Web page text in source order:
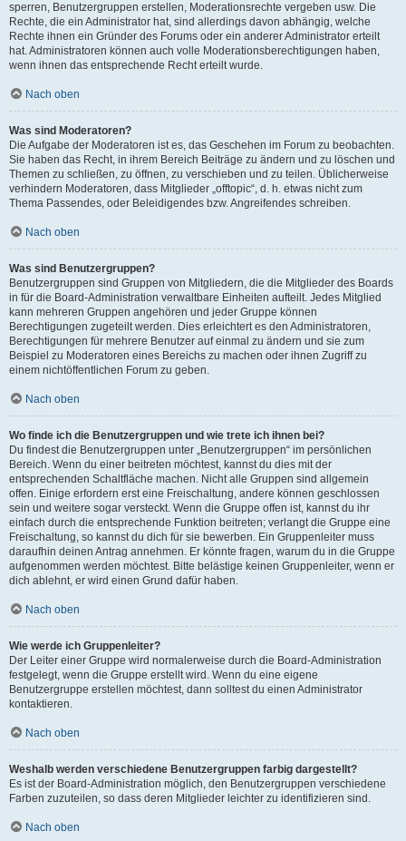
sperren, Benutzergruppen erstellen, Moderationsrechte vergeben usw. Die
Rechte, die ein Administrator hat, sind allerdings davon abhängig, welche
Rechte ihnen ein Gründer des Forums oder ein anderer Administrator erteilt
hat. Administratoren können auch volle Moderationsberechtigungen haben,
wenn ihnen das entsprechende Recht erteilt wurde.
Nach oben
Was sind Moderatoren?
Die Aufgabe der Moderatoren ist es, das Geschehen im Forum zu beobachten.
Sie haben das Recht, in ihrem Bereich Beiträge zu ändern und zu löschen und
Themen zu schließen, zu öffnen, zu verschieben und zu teilen. Üblicherweise
verhindern Moderatoren, dass Mitglieder „offtopic“, d. h. etwas nicht zum
Thema Passendes, oder Beleidigendes bzw. Angreifendes schreiben.
Nach oben
Was sind Benutzergruppen?
Benutzergruppen sind Gruppen von Mitgliedern, die die Mitglieder des Boards
in für die Board-Administration verwaltbare Einheiten aufteilt. Jedes Mitglied
kann mehreren Gruppen angehören und jeder Gruppe können
Berechtigungen zugeteilt werden. Dies erleichtert es den Administratoren,
Berechtigungen für mehrere Benutzer auf einmal zu ändern und sie zum
Beispiel zu Moderatoren eines Bereichs zu machen oder ihnen Zugriff zu
einem nichtöffentlichen Forum zu geben.
Nach oben
Wo finde ich die Benutzergruppen und wie trete ich ihnen bei?
Du findest die Benutzergruppen unter „Benutzergruppen“ im persönlichen
Bereich. Wenn du einer beitreten möchtest, kannst du dies mit der
entsprechenden Schaltfläche machen. Nicht alle Gruppen sind allgemein
offen. Einige erfordern erst eine Freischaltung, andere können geschlossen
sein und weitere sogar versteckt. Wenn die Gruppe offen ist, kannst du ihr
einfach durch die entsprechende Funktion beitreten; verlangt die Gruppe eine
Freischaltung, so kannst du dich für sie bewerben. Ein Gruppenleiter muss
daraufhin deinen Antrag annehmen. Er könnte fragen, warum du in die Gruppe
aufgenommen werden möchtest. Bitte belästige keinen Gruppenleiter, wenn er
dich ablehnt, er wird einen Grund dafür haben.
Nach oben
Wie werde ich Gruppenleiter?
Der Leiter einer Gruppe wird normalerweise durch die Board-Administration
festgelegt, wenn die Gruppe erstellt wird. Wenn du eine eigene
Benutzergruppe erstellen möchtest, dann solltest du einen Administrator
kontaktieren.
Nach oben
Weshalb werden verschiedene Benutzergruppen farbig dargestellt?
Es ist der Board-Administration möglich, den Benutzergruppen verschiedene
Farben zuzuteilen, so dass deren Mitglieder leichter zu identifizieren sind.
Nach oben